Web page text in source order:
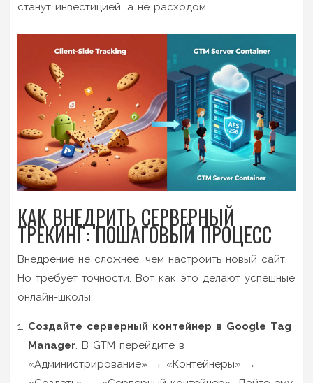
станут инвестицией, а не расходом.
КАК ВНЕДРИТЬ СЕРВЕРНЫЙ
ТРЕКИНГ: ПОШАГОВЫЙ ПРОЦЕСС
Внедрение не сложнее, чем настроить новый сайт.
Но требует точности. Вот как это делают успешные
онлайн-школы:
Создайте серверный контейнер в Google Tag
Manager. В GTM перейдите в
«Администрирование» → «Контейнеры» →